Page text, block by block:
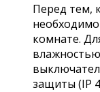
Перед тем,
комнате.
защиты (IP